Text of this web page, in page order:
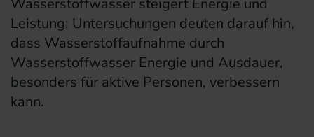
Leistung: Untersuchungen deuten darauf hin,
dass Wasserstoffaufnahme durch
Wasserstoffwasser Energie und Ausdauer,
besonders für aktive Personen, verbessern
kann.